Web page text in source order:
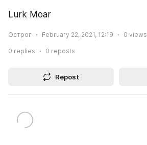
Lurk Moar
Острог February 22, 2021, 12:19 0 views
0 replies 0 reposts
Repost